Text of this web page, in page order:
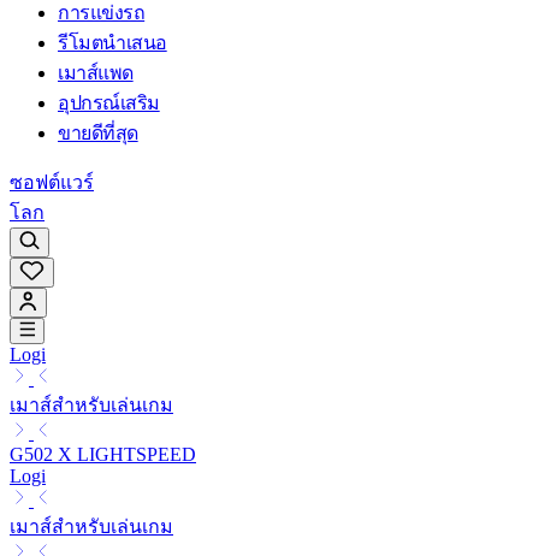
การแข่งรถ
รีโมตนำเสนอ
เมาส์แพด
อุปกรณ์เสริม
ขายดีที่สุด
ซอฟต์แวร์
โลก
Logi
เมาส์สำหรับเล่นเกม
G502 X LIGHTSPEED
Logi
เมาส์สำหรับเล่นเกม